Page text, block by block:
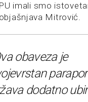
imali smo
Mitrović.
obaveza je
dodatno